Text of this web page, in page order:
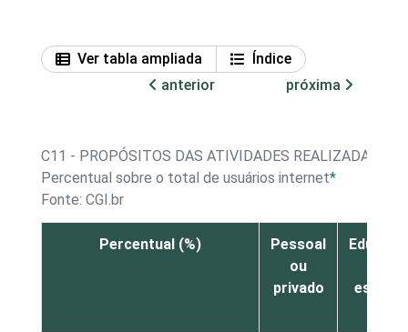
Ver tabla ampliada
Índice
anterior
próxima
C11 - PROPÓSITOS DAS ATIVIDADES REALIZADAS NA
Percentual sobre o total de usuários internet*
Fonte: CGI.br
Percentual (%)
Pessoal
ou
privado